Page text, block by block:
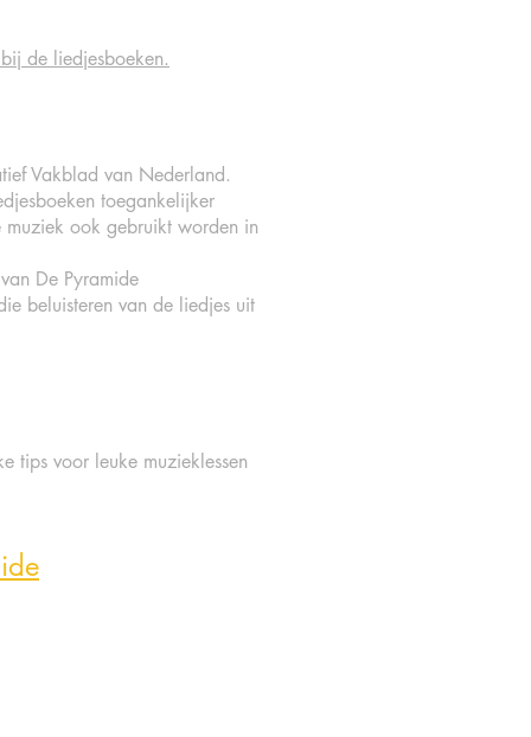
de liedjesboeken.
Vakblad van Nederland.
toegankelijker
ook gebruikt worden in
De Pyramide
beluisteren van de liedjes uit
tips voor leuke muzieklessen